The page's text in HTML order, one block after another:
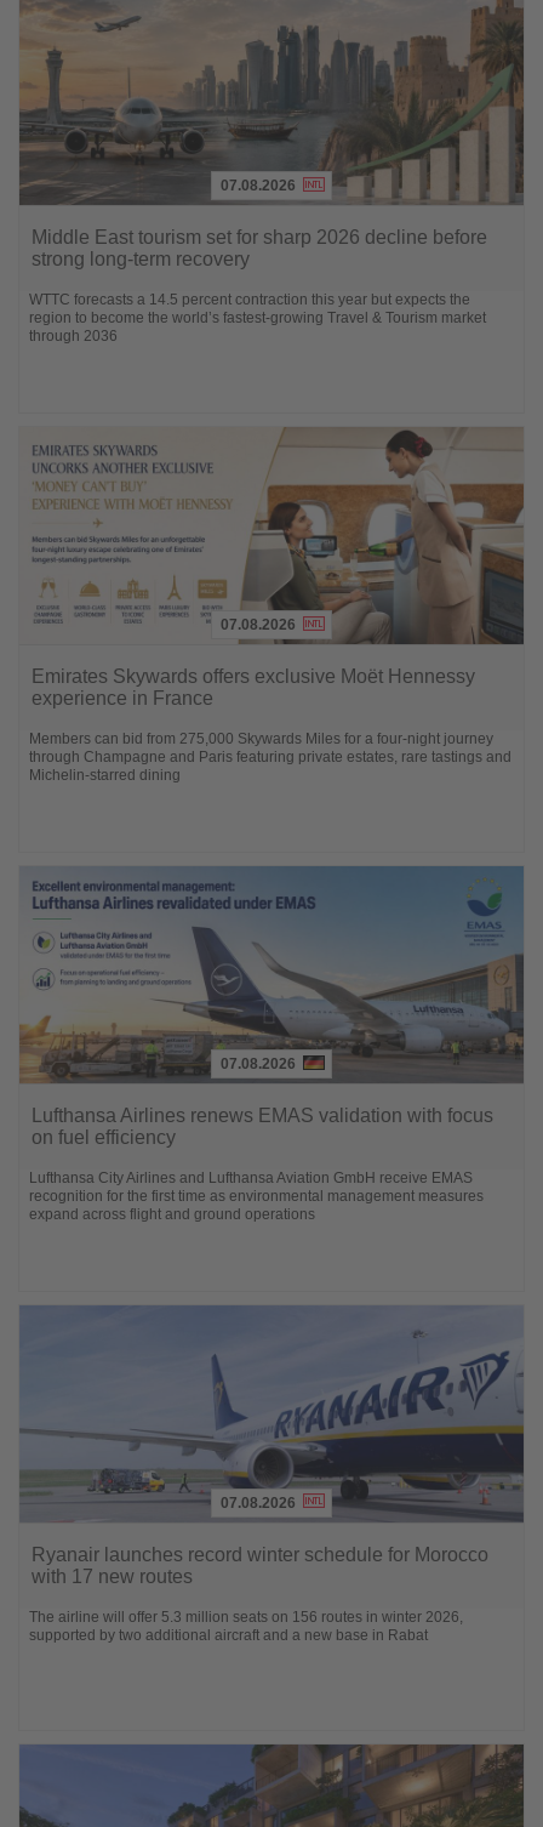
Sie
die
Nachrichten
07.08.2026
Middle East tourism set for sharp 2026 decline before
strong long-term recovery
WTTC forecasts a 14.5 percent contraction this year but expects the
region to become the world’s fastest-growing Travel & Tourism market
through 2036
Sie
die
Nachrichten
07.08.2026
Emirates Skywards offers exclusive Moët Hennessy
experience in France
Members can bid from 275,000 Skywards Miles for a four-night journey
through Champagne and Paris featuring private estates, rare tastings and
Michelin-starred dining
Sie
die
07.08.2026
Lufthansa Airlines renews EMAS validation with focus
on fuel efficiency
Lufthansa City Airlines and Lufthansa Aviation GmbH receive EMAS
recognition for the first time as environmental management measures
expand across flight and ground operations
Sie
die
07.08.2026
Ryanair launches record winter schedule for Morocco
with 17 new routes
The airline will offer 5.3 million seats on 156 routes in winter 2026,
supported by two additional aircraft and a new base in Rabat